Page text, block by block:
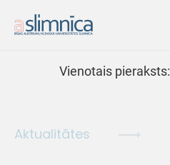
Vienotais pieraksts:
Aktualitātes